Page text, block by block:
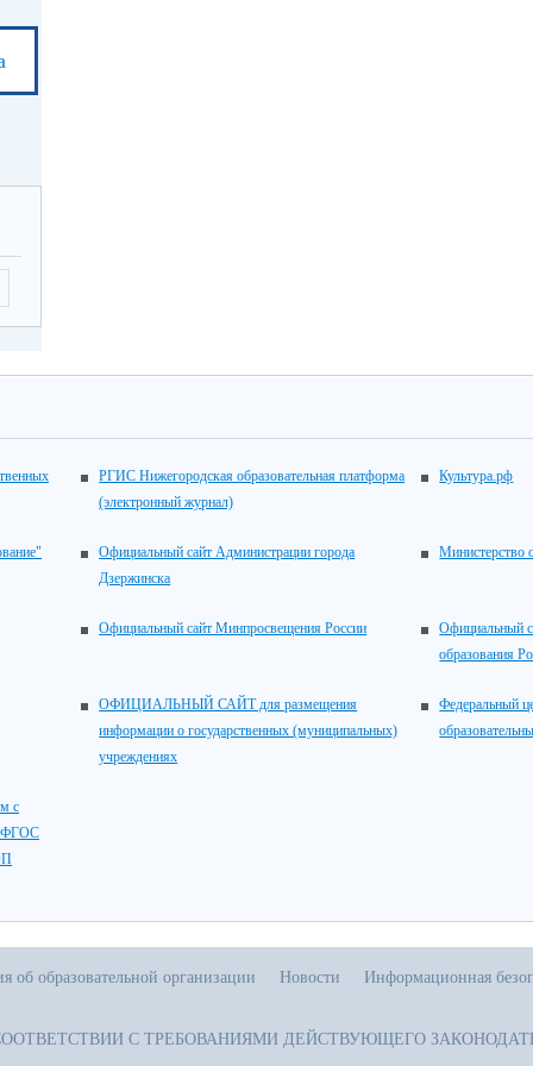
РГИС Нижегородская образовательная платформа
(электронный журнал)
Культура.рф
Официальный сайт Администрации города
Дзержинска
Министерство
Официальный сайт Минпросвещения России
Официальный
образования
ОФИЦИАЛЬНЫЙ САЙТ для размещения
информации о государственных (муниципальных)
учреждениях
Федеральный
с
ФГОС
об образовательной организации Новости Информационная
С ТРЕБОВАНИЯМИ ДЕЙСТВУЮЩЕГО